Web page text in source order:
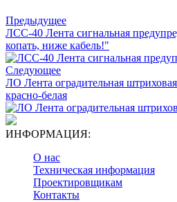
Предыдущее
ЛСС-40 Лента сигнальная
копать, ниже кабель!"
Следующее
ЛО Лента оградительная
красно-белая
ИНФОРМАЦИЯ:
О нас
Техническая информация
Проектировщикам
Контакты